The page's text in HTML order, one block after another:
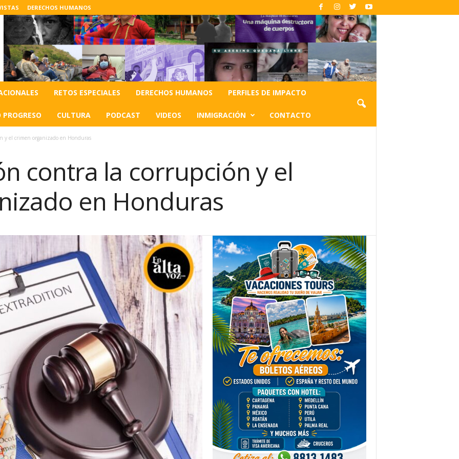
DERECHOS HUMANOS
RETOS ESPECIALES DERECHOS HUMANOS PERFILES DE IMPACTO
PROGRESO CULTURA PODCAST VIDEOS INMIGRACIÓN CONTACTO
y el crimen organizado en Honduras
contra la corrupción y el
en Honduras